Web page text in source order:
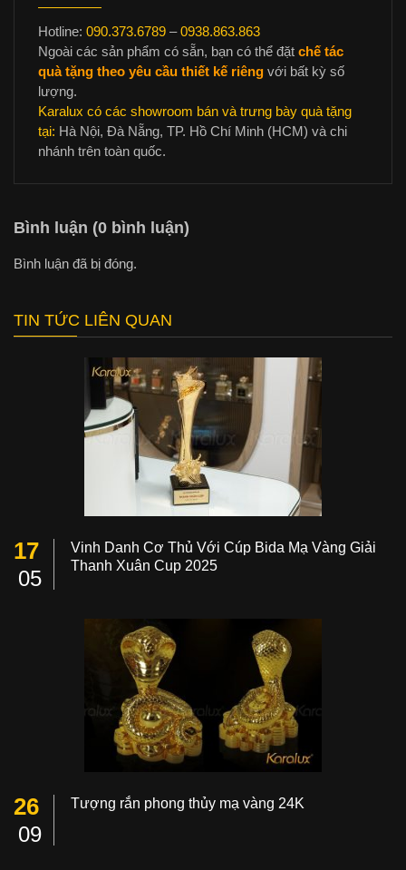
Hotline: 090.373.6789 –0938.863.863
Ngoài các sản phẩm có sẵn, bạn có thể đặt chế tác
quà tặng theo yêu cầu thiết kế riêng với bất kỳ số
lượng.
Karalux có các showroom bán và trưng bày quà tặng
tại: Hà Nội, Đà Nẵng, TP. Hồ Chí Minh (HCM) và chi
nhánh trên toàn quốc.
Bình luận (0 bình luận)
Bình luận đã bị đóng.
TIN TỨC LIÊN QUAN
17
05
Vinh Danh Cơ Thủ Với Cúp Bida Mạ Vàng Giải
Thanh Xuân Cup 2025
26
09
Tượng rắn phong thủy mạ vàng 24K